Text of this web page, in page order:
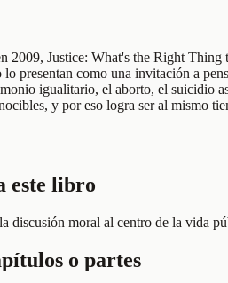
2009, Justice: What's the Right Thing
presentan como una invitación a
igualitario, el aborto, el suicidio
y por eso logra ser al mismo
este libro
discusión moral al centro de la vida
o partes